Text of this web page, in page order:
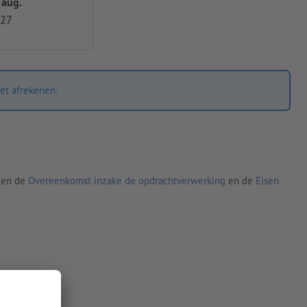
afrekenen.
de Overeenkomst inzake de opdrachtverwerking en de Eisen